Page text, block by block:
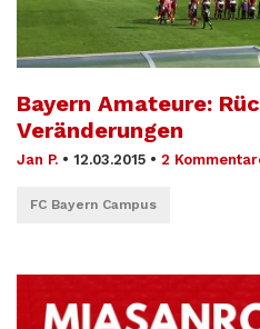
Bayern Amateure:
Veränderungen
Jan P. • 12.03.2015 • 2
FC Bayern Campus